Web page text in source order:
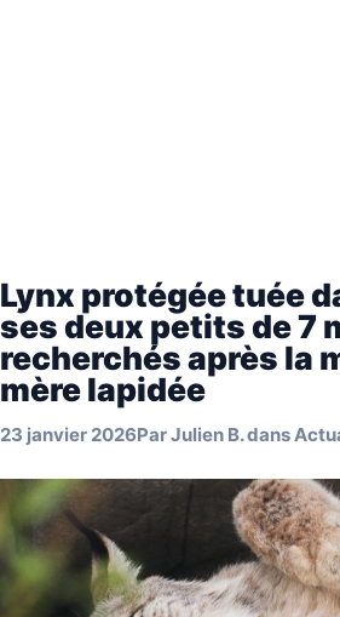
Lynx protégée tuée
ses deux petits de 7
recherchés après la
mère lapidée
23 janvier 2026ParJulien B.dans